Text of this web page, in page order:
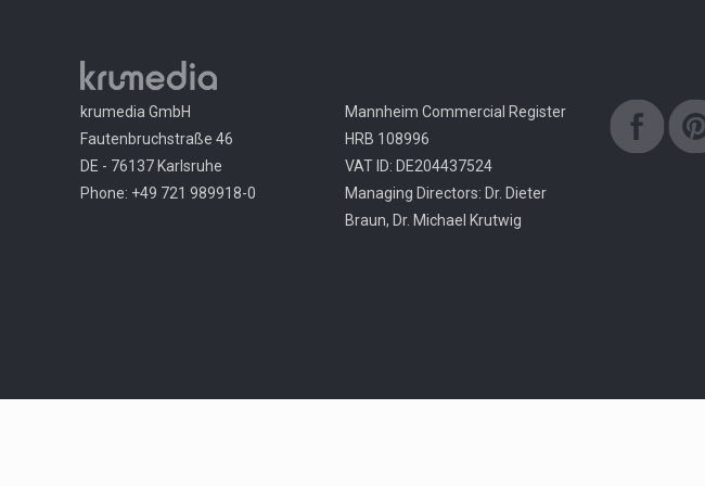
krumedia GmbH
Fautenbruchstraße 46
DE - 76137 Karlsruhe
Phone: +49 721 989918-0
Mannheim Commercial Register
HRB 108996
VAT ID: DE204437524
Managing Directors: Dr. Dieter
Braun, Dr. Michael Krutwig